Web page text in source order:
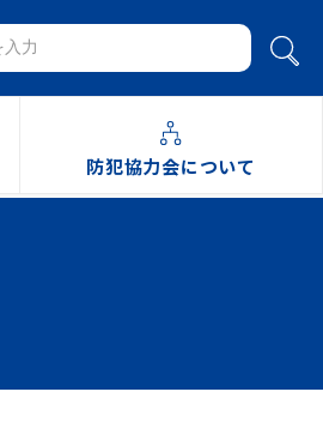
防犯協力会について